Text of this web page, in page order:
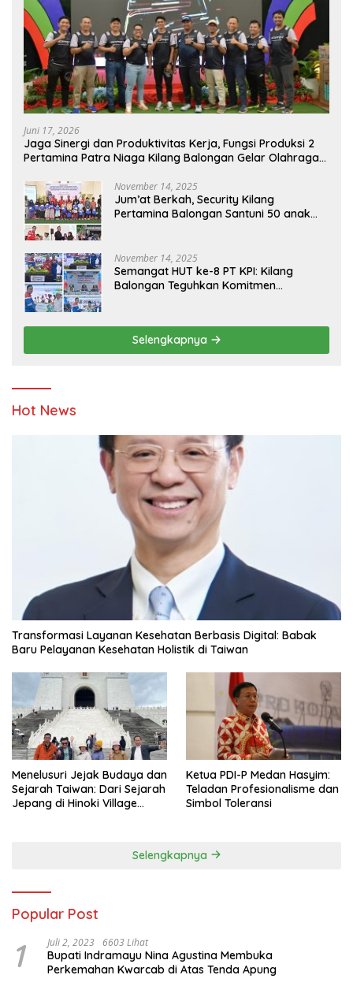
Juni 17, 2026
Jaga Sinergi dan Produktivitas Kerja, Fungsi Produksi 2
Pertamina Patra Niaga Kilang Balongan Gelar Olahraga
November 14, 2025
Jum’at Berkah, Security Kilang
Pertamina Balongan Santuni 50 anak
November 14, 2025
Semangat HUT ke-8 PT KPI: Kilang
Balongan Teguhkan Komitmen
Pendidikan
Selengkapnya
Hot News
Transformasi Layanan Kesehatan Berbasis Digital: Babak
Baru Pelayanan Kesehatan Holistik di Taiwan
Menelusuri Jejak Budaya dan
Sejarah Taiwan: Dari Sejarah
Jepang di Hinoki Village
Ketua PDI-P Medan Hasyim:
Teladan Profesionalisme dan
Simbol Toleransi
Selengkapnya
Popular Post
1 Juli 2, 2023 6603 Lihat
Bupati Indramayu Nina Agustina Membuka
Perkemahan Kwarcab di Atas Tenda Apung